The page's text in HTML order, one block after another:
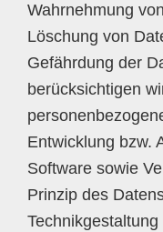
Wahrnehmung
Löschung von
Gefährdung der
berücksichtigen
Entwicklung bzw.
Software sowie
Prinzip des